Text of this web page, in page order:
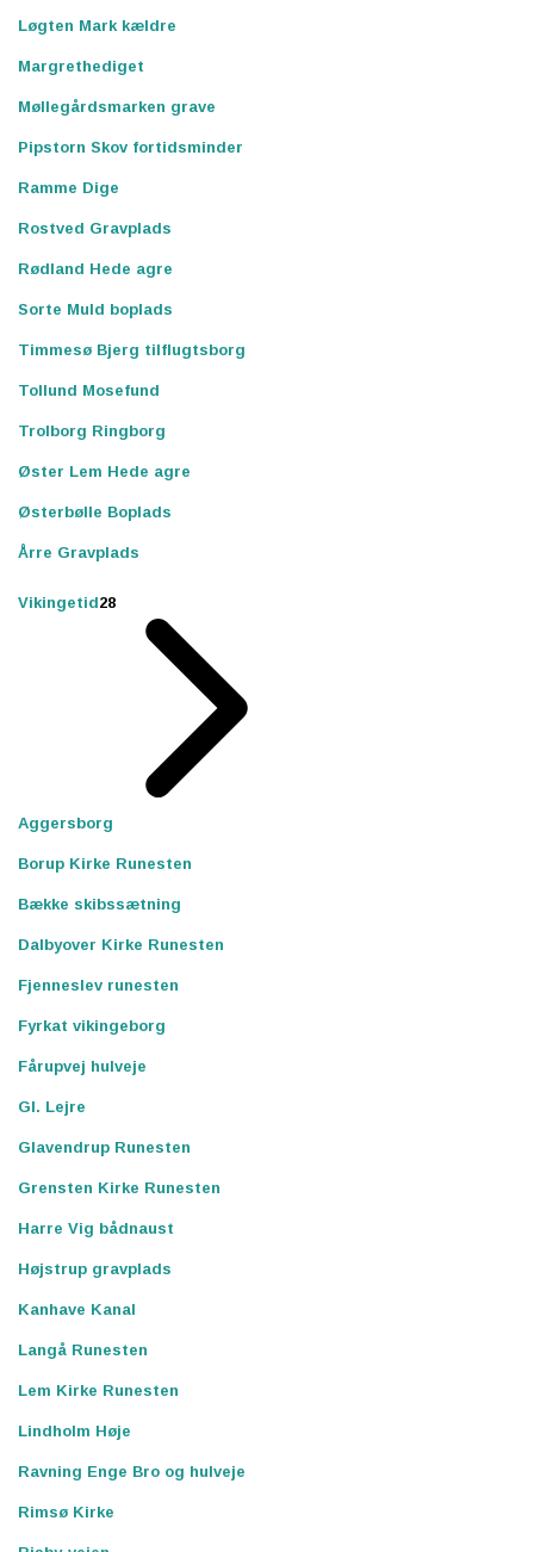
Løgten Mark kældre
Margrethediget
Møllegårdsmarken grave
Pipstorn Skov fortidsminder
Ramme Dige
Rostved Gravplads
Rødland Hede agre
Sorte Muld boplads
Timmesø Bjerg tilflugtsborg
Tollund Mosefund
Trolborg Ringborg
Øster Lem Hede agre
Østerbølle Boplads
Årre Gravplads
Vikingetid28
Aggersborg
Borup Kirke Runesten
Bække skibssætning
Dalbyover Kirke Runesten
Fjenneslev runesten
Fyrkat vikingeborg
Fårupvej hulveje
Gl. Lejre
Glavendrup Runesten
Grensten Kirke Runesten
Harre Vig bådnaust
Højstrup gravplads
Kanhave Kanal
Langå Runesten
Lem Kirke Runesten
Lindholm Høje
Ravning Enge Bro og hulveje
Rimsø Kirke